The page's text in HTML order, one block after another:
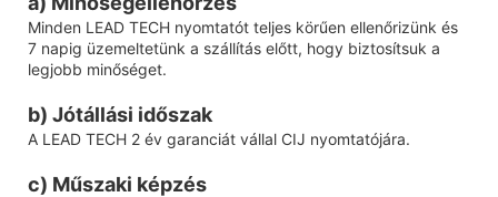
Minden LEAD TECH nyomtatót teljes körűen ellenőrizünk és
7 napig üzemeltetünk a szállítás előtt, hogy biztosítsuk a
legjobb minőséget.
b) Jótállási időszak
A LEAD TECH 2 év garanciát vállal CIJ nyomtatójára.
c) Műszaki képzés